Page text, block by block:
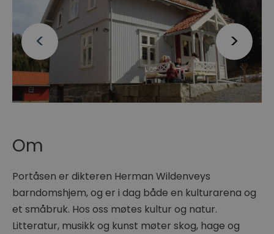
Om
Portåsen er dikteren Herman Wildenveys
barndomshjem, og er i dag både en kulturarena og
et småbruk. Hos oss møtes kultur og natur.
Litteratur, musikk og kunst møter skog, hage og